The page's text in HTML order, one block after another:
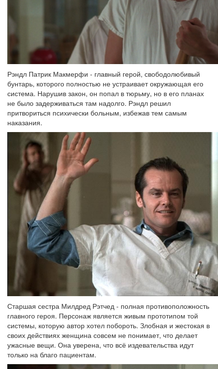
Рэндл Патрик Макмерфи - главный герой, свободолюбивый
бунтарь, которого полностью не устраивает окружающая его
система. Нарушив закон, он попал в тюрьму, но в его планах
не было задерживаться там надолго. Рэндл решил
притвориться психически больным, избежав тем самым
наказания.
Старшая сестра Милдред Рэтчед - полная противоположность
главного героя. Персонаж является живым прототипом той
системы, которую автор хотел побороть. Злобная и жестокая в
своих действиях женщина совсем не понимает, что делает
ужасные вещи. Она уверена, что всё издевательства идут
только на благо пациентам.